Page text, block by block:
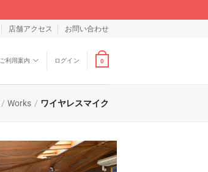
店舗アクセス お問い合わせ
ご利用案内 ログイン 0
/ Works / ワイヤレスマイク